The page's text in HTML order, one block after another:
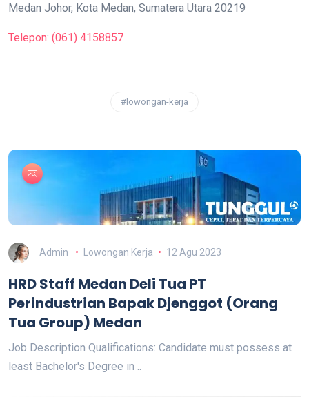
Medan Johor, Kota Medan, Sumatera Utara 20219
Telepon: (061) 4158857
#lowongan-kerja
Admin Lowongan Kerja 12 Agu 2023
HRD Staff Medan Deli Tua PT
Perindustrian Bapak Djenggot (Orang
Tua Group) Medan
Job Description Qualifications: Candidate must possess at
least Bachelor's Degree in ..